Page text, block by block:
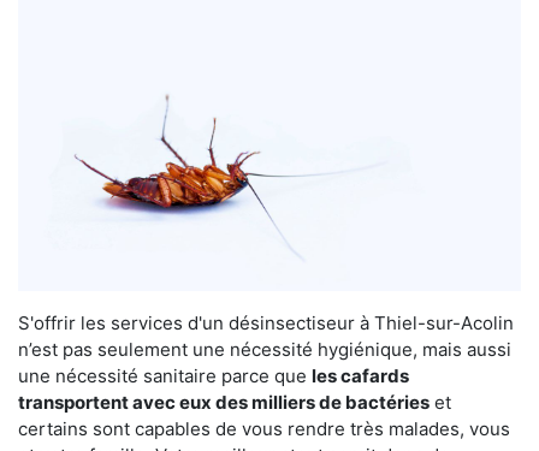
S'offrir les services d'un désinsectiseur à Thiel-sur-Acolin
n’est pas seulement une nécessité hygiénique, mais aussi
une nécessité sanitaire parce que les cafards
transportent avec eux des milliers de bactéries et
certains sont capables de vous rendre très malades, vous